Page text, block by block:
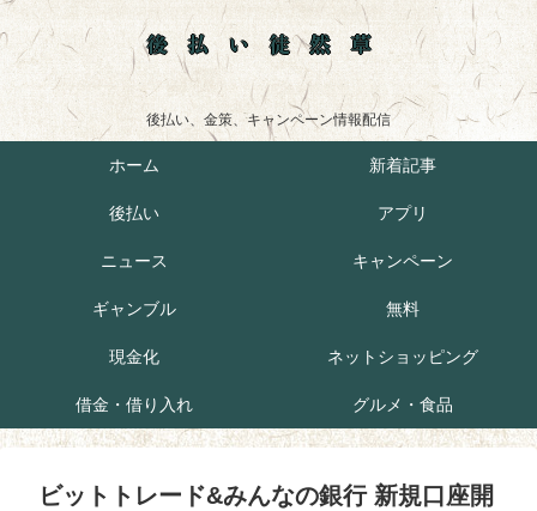
後払い徒然草
後払い、金策、キャンペーン情報配信
ホーム 新着記事
後払い アプリ
ニュース キャンペーン
ギャンブル 無料
現金化 ネットショッピング
借金・借り入れ グルメ・食品
ビットトレード&みんなの銀行 新規口座開